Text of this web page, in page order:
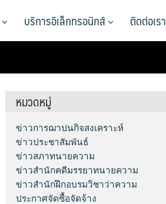
บริการอิเล็กทรอนิกส์ ติดต่อเรา
หมวดหมู่
ข่าวการฌาปนกิจสงเคราะห์
ข่าวประชาสัมพันธ์
ข่าวสภาทนายความ
ข่าวสำนักคดีมรรยาทนายความ
ข่าวสำนักฝึกอบรมวิชาว่าความ
ประกาศจัดซื้อจัดจ้าง